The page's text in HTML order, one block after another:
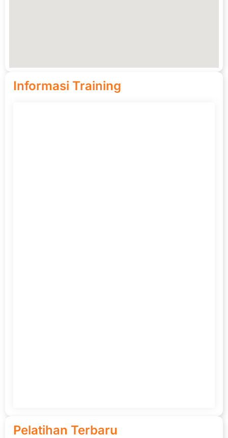
Informasi Training
Pelatihan Terbaru